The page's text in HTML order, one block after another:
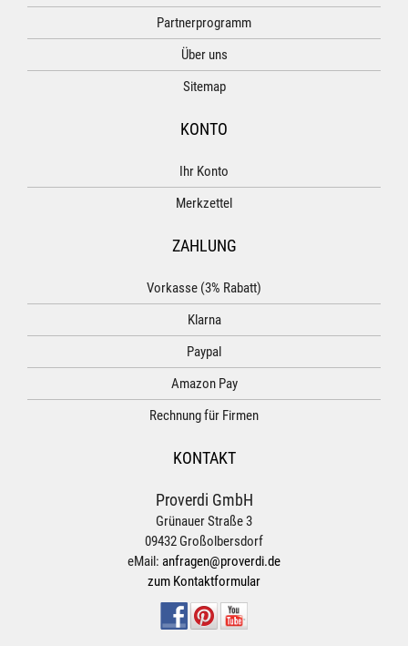
Partnerprogramm
Über uns
Sitemap
KONTO
Ihr Konto
Merkzettel
ZAHLUNG
Vorkasse (3% Rabatt)
Klarna
Paypal
Amazon Pay
Rechnung für Firmen
KONTAKT
Proverdi GmbH
Grünauer Straße 3
09432 Großolbersdorf
eMail: anfragen@proverdi.de
zum Kontaktformular